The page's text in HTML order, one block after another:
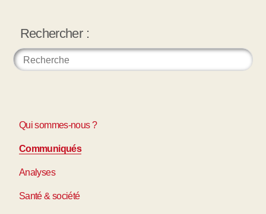
Rechercher :
Qui sommes-nous ?
Communiqués
Analyses
Santé & société